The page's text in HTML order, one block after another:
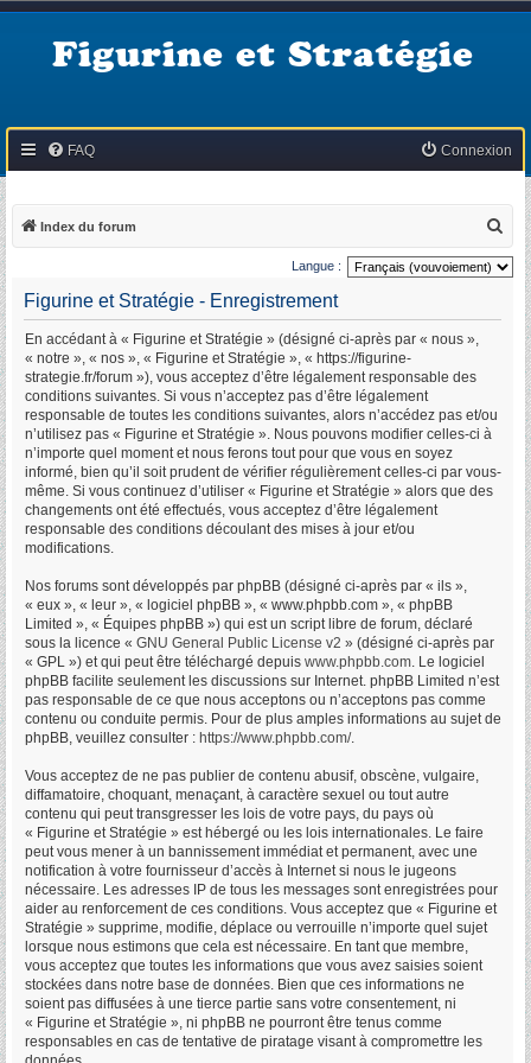
Figurine et Stratégie
FAQ Connexion
Index du forum
e
c
Langue :
Figurine et Stratégie - Enregistrement
En accédant à « Figurine et Stratégie » (désigné ci-après par « nous »,
« notre », « nos », « Figurine et Stratégie », « https://figurine-
strategie.fr/forum »), vous acceptez d’être légalement responsable des
conditions suivantes. Si vous n’acceptez pas d’être légalement
responsable de toutes les conditions suivantes, alors n’accédez pas et/ou
n’utilisez pas « Figurine et Stratégie ». Nous pouvons modifier celles-ci à
n’importe quel moment et nous ferons tout pour que vous en soyez
informé, bien qu’il soit prudent de vérifier régulièrement celles-ci par vous-
même. Si vous continuez d’utiliser « Figurine et Stratégie » alors que des
changements ont été effectués, vous acceptez d’être légalement
responsable des conditions découlant des mises à jour et/ou
modifications.
Nos forums sont développés par phpBB (désigné ci-après par « ils »,
« eux », « leur », « logiciel phpBB », « www.phpbb.com », « phpBB
Limited », « Équipes phpBB ») qui est un script libre de forum, déclaré
sous la licence « GNU General Public License v2 » (désigné ci-après par
« GPL ») et qui peut être téléchargé depuis www.phpbb.com. Le logiciel
phpBB facilite seulement les discussions sur Internet. phpBB Limited n’est
pas responsable de ce que nous acceptons ou n’acceptons pas comme
contenu ou conduite permis. Pour de plus amples informations au sujet de
phpBB, veuillez consulter : https://www.phpbb.com/.
Vous acceptez de ne pas publier de contenu abusif, obscène, vulgaire,
diffamatoire, choquant, menaçant, à caractère sexuel ou tout autre
contenu qui peut transgresser les lois de votre pays, du pays où
« Figurine et Stratégie » est hébergé ou les lois internationales. Le faire
peut vous mener à un bannissement immédiat et permanent, avec une
notification à votre fournisseur d’accès à Internet si nous le jugeons
nécessaire. Les adresses IP de tous les messages sont enregistrées pour
aider au renforcement de ces conditions. Vous acceptez que « Figurine et
Stratégie » supprime, modifie, déplace ou verrouille n’importe quel sujet
lorsque nous estimons que cela est nécessaire. En tant que membre,
vous acceptez que toutes les informations que vous avez saisies soient
stockées dans notre base de données. Bien que ces informations ne
soient pas diffusées à une tierce partie sans votre consentement, ni
« Figurine et Stratégie », ni phpBB ne pourront être tenus comme
responsables en cas de tentative de piratage visant à compromettre les